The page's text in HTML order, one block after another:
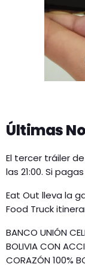
Últimas
El tercer tráiler
las 21:00. Si pagas
Eat Out lleva la
Food Truck
BANCO UNIÓN
BOLIVIA CON
CORAZÓN 100%